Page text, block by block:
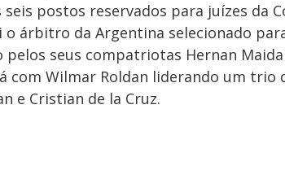
postos reservados para juízes da
árbitro da Argentina selecionado
pelos seus compatriotas Hernan
com Wilmar Roldan liderando um trio
e Cristian de la Cruz.